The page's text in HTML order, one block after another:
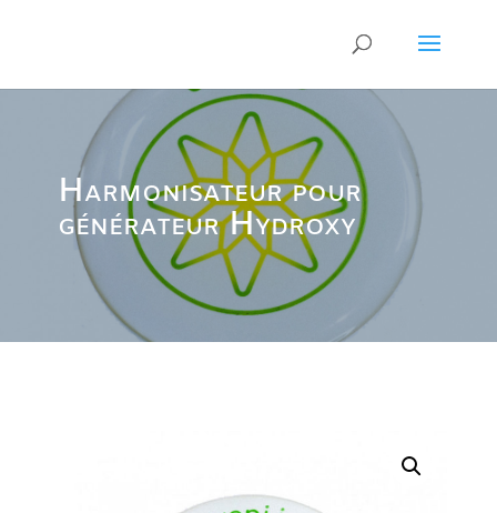
Harmonisateur pour
générateur Hydroxy